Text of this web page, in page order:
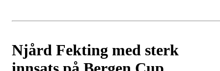
Njård Fekting med sterk